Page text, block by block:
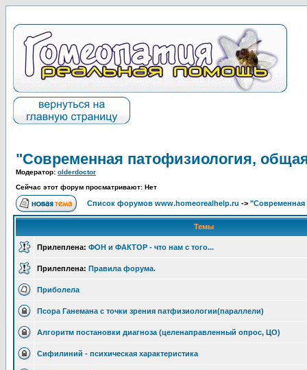
"Современная патофизиология,
Модератор: olderdoctor
Сейчас этот форум просматривают: Нет
Список форумов www.homeorealhelp.ru -> "Современная
Темы
Прилеплена: ФОН и ФАКТОР - что нам с того...
Прилеплена: Правила форума.
Приболела
Псора Ганемана с точки зрения патфизиологии(параллели)
Алгоритм постановки диагноза (целенаправленный опрос, ЦО)
Сифилиний - психическая характеристика